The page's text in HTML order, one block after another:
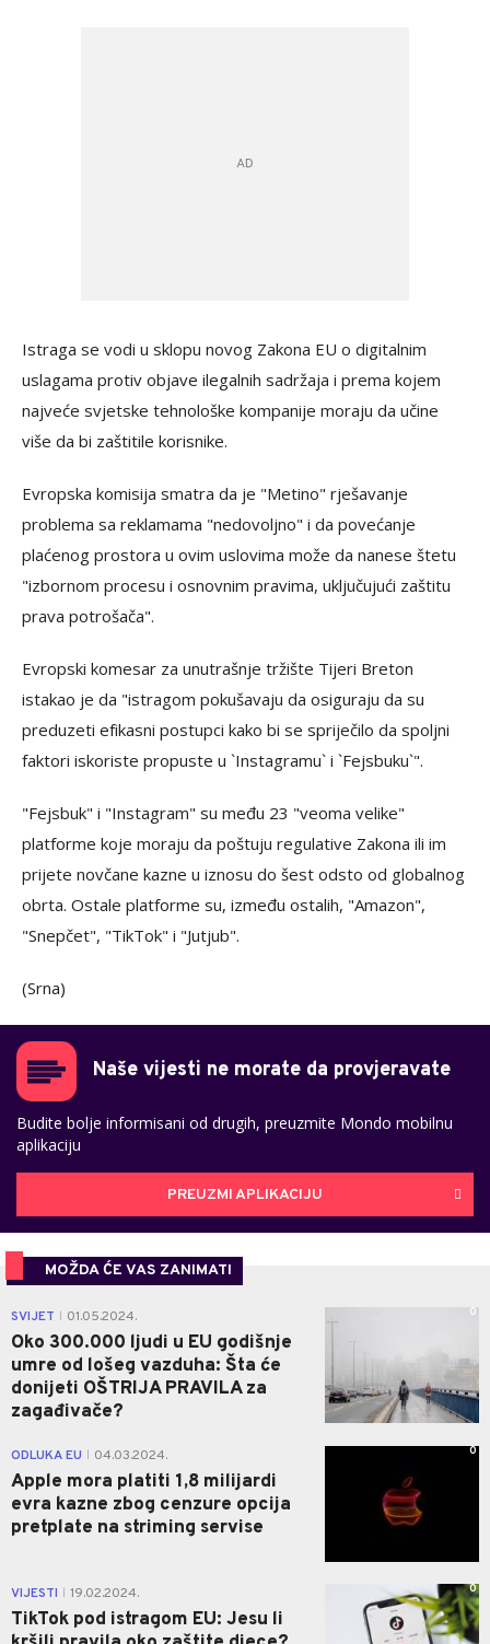
Istraga se vodi u sklopu novog Zakona EU o digitalnim
uslagama protiv objave ilegalnih sadržaja i prema kojem
najveće svjetske tehnološke kompanije moraju da učine
više da bi zaštitile korisnike.
Evropska komisija smatra da je "Metino" rješavanje
problema sa reklamama "nedovoljno" i da povećanje
plaćenog prostora u ovim uslovima može da nanese štetu
"izbornom procesu i osnovnim pravima, uključujući zaštitu
prava potrošača".
Evropski komesar za unutrašnje tržište Tijeri Breton
istakao je da "istragom pokušavaju da osiguraju da su
preduzeti efikasni postupci kako bi se spriječilo da spoljni
faktori iskoriste propuste u `Instagramu` i `Fejsbuku`".
"Fejsbuk" i "Instagram" su među 23 "veoma velike"
platforme koje moraju da poštuju regulative Zakona ili im
prijete novčane kazne u iznosu do šest odsto od globalnog
obrta. Ostale platforme su, između ostalih, "Amazon",
"Snepčet", "TikTok" i "Jutjub".
(Srna)
Naše vijesti ne morate da provjeravate
Budite bolje informisani od drugih, preuzmite Mondo mobilnu
aplikaciju
PREUZMI APLIKACIJU
MOŽDA ĆE VAS ZANIMATI
SVIJET 01.05.2024.
Oko 300.000 ljudi u EU godišnje
umre od lošeg vazduha: Šta će
donijeti OŠTRIJA PRAVILA za
zagađivače?
0
ODLUKA EU 04.03.2024.
Apple mora platiti 1,8 milijardi
evra kazne zbog cenzure opcija
pretplate na striming servise
0
VIJESTI 19.02.2024.
TikTok pod istragom EU: Jesu li
0